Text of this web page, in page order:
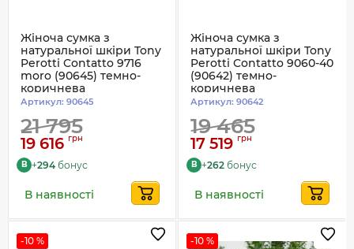
Жіноча сумка з
натуральної шкіри Tony
Perotti Contatto 9716
moro (90645) темно-
коричнева
Артикул: 90645
21 795
19 616 грн
B +294 бонус
В наявності
Жіноча сумка з
натуральної шкіри Tony
Perotti Contatto 9060-40
(90642) темно-
коричнева
Артикул: 90642
19 465
17 519 грн
B +262 бонус
В наявності
-10 % -10 %